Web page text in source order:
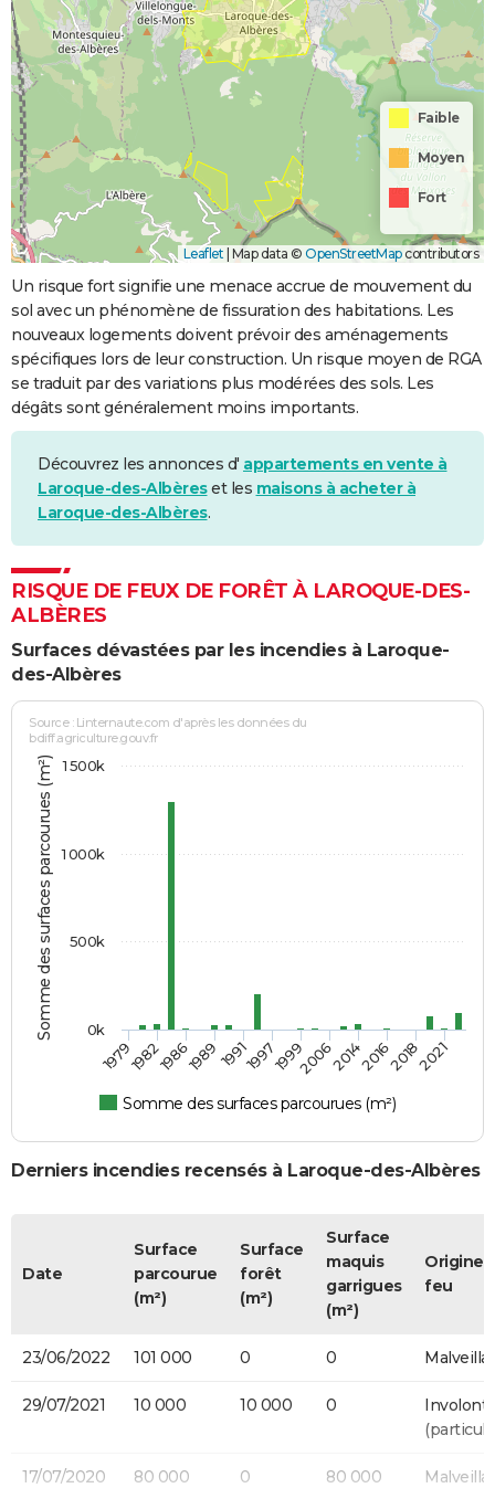
Faible
Moyen
Fort
Leaflet | Map data © OpenStreetMapcontributors
Un risque fort signifie une menace accrue de mouvement du
sol avec un phénomène de fissuration des habitations. Les
nouveaux logements doivent prévoir des aménagements
spécifiques lors de leur construction. Un risque moyen de RGA
se traduit par des variations plus modérées des sols. Les
dégâts sont généralement moins importants.
Découvrez les annonces d' appartements en vente à
Laroque-des-Albèreset les maisons à acheter à
Laroque-des-Albères.
RISQUE DE FEUX DE FORÊT À LAROQUE-DES-
ALBÈRES
Surfaces dévastées par les incendies à Laroque-
des-Albères
Somme des surfaces parcourues (m²)
Source : Linternaute.com d'après les données du
bdiff.agriculture.gouv.fr
Somme des surfaces parcourues (m²)
197919821986198919911997199920062014201620182021
0k
500k
1 000k
1 500k
Derniers incendies recensés à Laroque-des-Albères
Date
Surface
parcourue
(m²)
Surface
forêt
(m²)
Surface
maquis
garrigues
(m²)
Origine
feu
23/06/2022 101 000 0 0
29/07/2021 10 000 10 000 0
17/07/2020 80 000 0 80 000